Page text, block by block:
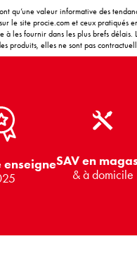
valeur informative des
le site procie.com et ceux pratiqués
les fournir dans les plus brefs
produits, elles ne sont pas
SAV en
& à domicile